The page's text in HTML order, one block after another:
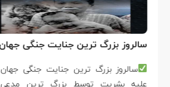
سالروز بزرگ ترین جنایت جنگی جهان
علیه بشریت توسط بزرگ ترین مدعی